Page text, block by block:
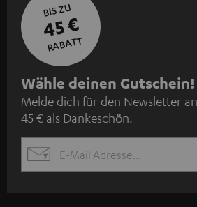
BIS ZU
45 €
RABATT
N
e
w
s
l
Wähle deinen Gutschein!
Melde dich für den Newsletter
45 € als Dankeschön.
EMAIL